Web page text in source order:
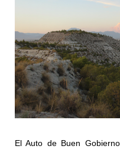
El Auto de Buen